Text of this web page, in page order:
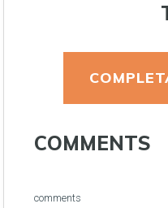
Lucrari de
Lucrari de
Lucrari de
Fundatia casei
COMMENTS
comments